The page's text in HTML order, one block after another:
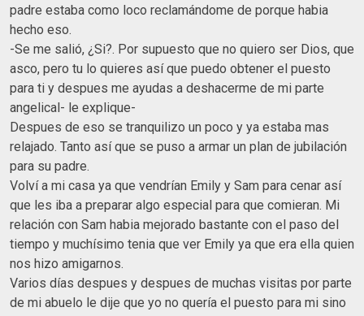
padre estaba como loco reclamándome de porque habia
hecho eso.
-Se me salió, ¿Si?. Por supuesto que no quiero ser Dios, que
asco, pero tu lo quieres así que puedo obtener el puesto
para ti y despues me ayudas a deshacerme de mi parte
angelical- le explique-
Despues de eso se tranquilizo un poco y ya estaba mas
relajado. Tanto así que se puso a armar un plan de jubilación
para su padre.
Volví a mi casa ya que vendrían Emily y Sam para cenar así
que les iba a preparar algo especial para que comieran. Mi
relación con Sam habia mejorado bastante con el paso del
tiempo y muchísimo tenia que ver Emily ya que era ella quien
nos hizo amigarnos.
Varios días despues y despues de muchas visitas por parte
de mi abuelo le dije que yo no quería el puesto para mi sino